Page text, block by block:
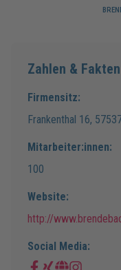
Zahlen & Fakten
Firmensitz:
Frankenthal 16,
Mitarbeiter:innen:
100
Website:
http://
Social Media: